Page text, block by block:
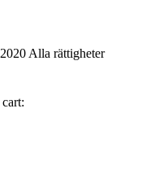
Alla rättigheter